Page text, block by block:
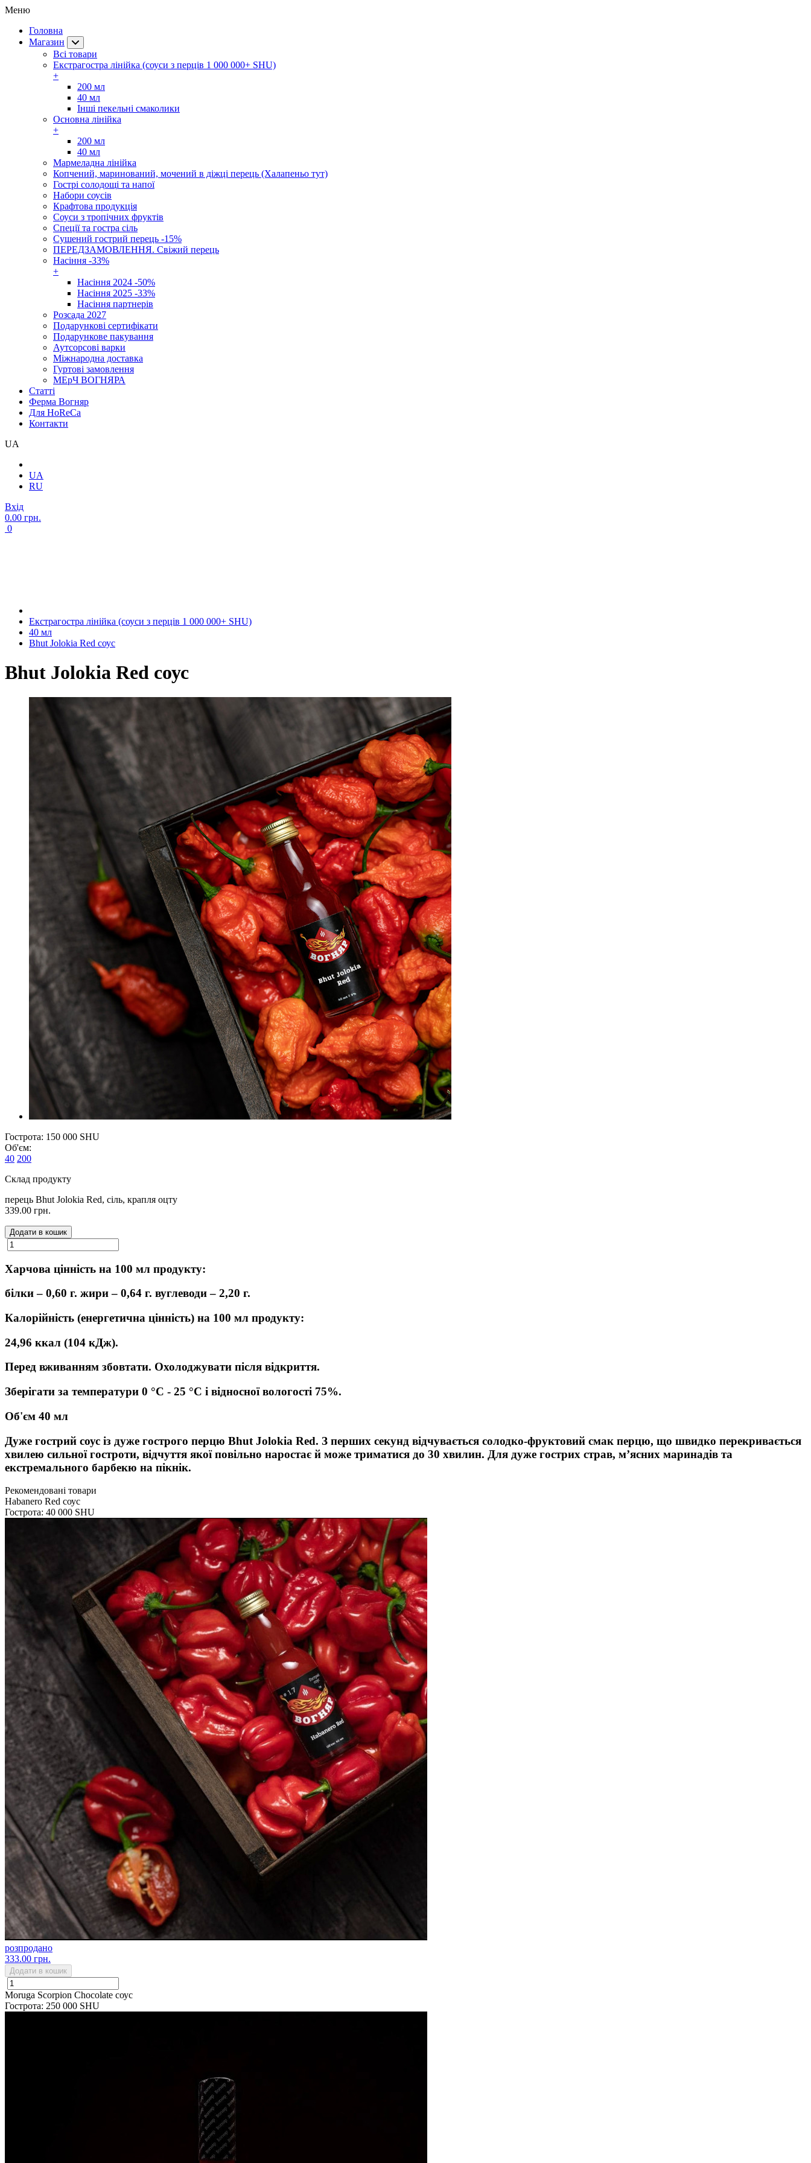
Меню
Головна
Магазин
Всі товари
Екстрагостра лінійка (соуси з перців 1 000 000+ SHU)
+
200 мл
40 мл
Інші пекельні смаколики
Основна лінійка
+
200 мл
40 мл
Мармеладна лінійка
Копчений, маринований, мочений в діжці перець (Халапеньо тут)
Гострі солодощі та напої
Набори соусів
Крафтова продукція
Соуси з тропічних фруктів
Спеції та гостра сіль
Сушений гострий перець -15%
ПЕРЕДЗАМОВЛЕННЯ. Свіжий перець
Насіння -33%
+
Насіння 2024 -50%
Насіння 2025 -33%
Насіння партнерів
Розсада 2027
Подарункові сертифікати
Подарункове пакування
Аутсорсові варки
Міжнародна доставка
Гуртові замовлення
МЕрЧ ВОГНЯРА
Cтатті
Ферма Вогняр
Для HoReCa
Контакти
UA
UA
RU
Вхід
0.00 грн.
0
Екстрагостра лінійка (соуси з перців 1 000 000+ SHU)
40 мл
Bhut Jolokia Red соус
Bhut Jolokia Red соус
Гострота: 150 000 SHU
Об'єм:
40 200
Склад продукту
перець Bhut Jolokia Red, сіль, крапля оцту
339.00 грн.
Додати в кошик
Харчова цінність на 100 мл продукту:
білки – 0,60 г. жири – 0,64 г. вуглеводи – 2,20 г.
Калорійність (енергетична цінність) на 100 мл продукту:
24,96 ккал (104 кДж).
Перед вживанням збовтати. Охолоджувати після відкриття.
Зберігати за температури 0 °C - 25 °C і відносної вологості 75%.
Об'єм 40 мл
Дуже гострий соус із дуже гострого перцю Bhut Jolokia Red. З перших секунд відчувається солодко-фруктовий смак перцю, що швидко перекривається
хвилею сильної гостроти, відчуття якої повільно наростає й може триматися до 30 хвилин. Для дуже гострих страв, м’ясних маринадів та
екстремального барбекю на пікнік.
Рекомендовані товари
Habanero Red соус
Гострота: 40 000 SHU
розпродано
333.00 грн.
Додати в кошик
Moruga Scorpion Chocolate соус
Гострота: 250 000 SHU